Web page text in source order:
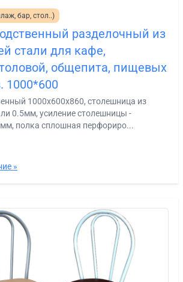
бар, стол..)
разделочный из
стали для кафе,
общепита, пищевых
1000*600
1000х600х860, столешница из
0.5мм, усиление столешницы -
полка сплошная перфориро...
»